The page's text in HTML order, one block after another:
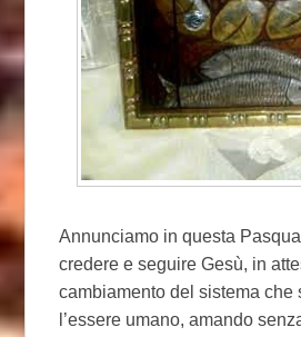
Annunciamo in questa
credere e seguire Gesù, in
cambiamento del sistema che
l’essere umano, amando